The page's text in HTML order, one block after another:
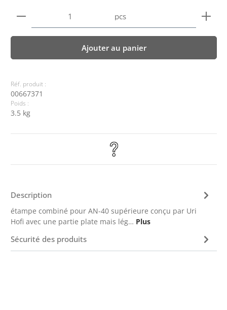
Quantité de produit : Entrez la quantité
pcs
Ajouter au panier
Réf. produit :
00667371
Poids :
3.5 kg
Description
étampe combiné pour AN-40 supérieure conçu par Uri
Hofi avec une partie plate mais lég… Plus
Sécurité des produits